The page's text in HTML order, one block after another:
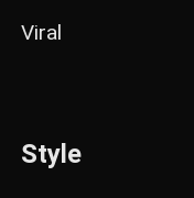
Viral
Style